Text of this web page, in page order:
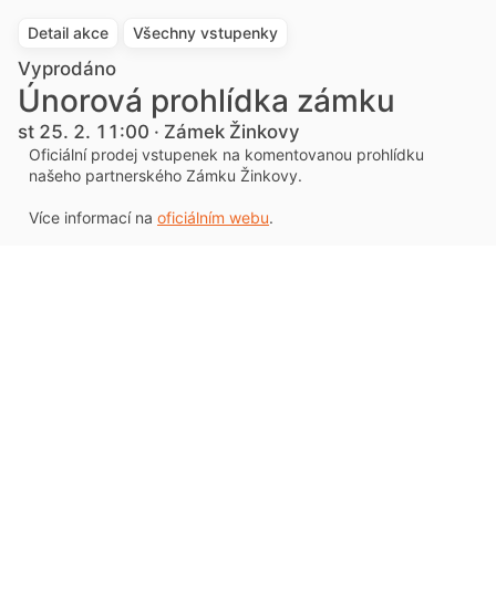
Detail akce Všechny vstupenky
Vyprodáno
Únorová prohlídka zámku
st 25. 2. 11:00 · Zámek Žinkovy
Oficiální prodej vstupenek na komentovanou prohlídku
našeho partnerského Zámku Žinkovy.
Více informací na oficiálním webu.